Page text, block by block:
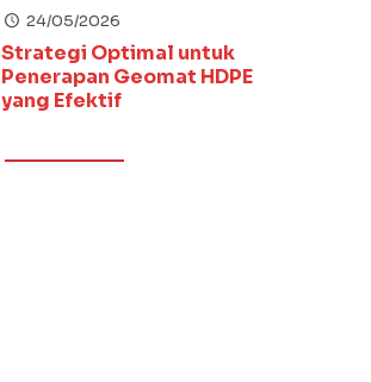
24/05/2026
Strategi Optimal untuk
Penerapan Geomat HDPE
yang Efektif